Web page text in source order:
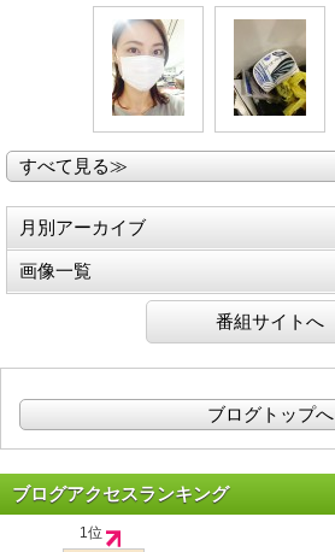
すべて見る≫
月別アーカイブ
画像一覧
番組サイトへ
ブログトップへ
ブログアクセスランキング
1位